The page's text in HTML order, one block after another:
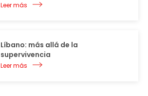
Leer más
Líbano: más allá de la
supervivencia
Leer más